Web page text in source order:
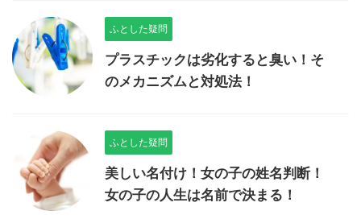
ふとした疑問
プラスチックは劣化すると臭い！そ
のメカニズムと対処法！
ふとした疑問
美しい名付け！女の子の姓名判断！
女の子の人生は名前で決まる！